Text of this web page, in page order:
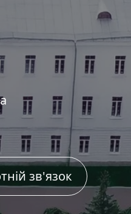
зв'язок